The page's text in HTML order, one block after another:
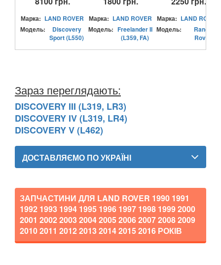
Марка: LAND ROVER
Модель:
Discovery
Sport (L550)
Марка: LAND ROVER
Модель: Freelander II
(L359, FA)
правої
Марка: LAND ROVER
Модель:
Range
Rover
Зараз переглядають:
DISCOVERY III (L319, LR3)
DISCOVERY IV (L319, LR4)
DISCOVERY V (L462)
ДОСТАВЛЯЄМО ПО УКРАЇНІ
ЗАПЧАСТИНИ ДЛЯ LAND ROVER
1992 1993 1994 1995 1996 1997 1998 1999 2000
2001 2002 2003 2004 2005 2006 2007 2008 2009
2010 2011 2012 2013 2014 2015 2016 РОКІВ